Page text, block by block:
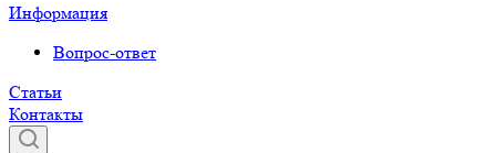
Информация
Вопрос-ответ
Статьи
Контакты